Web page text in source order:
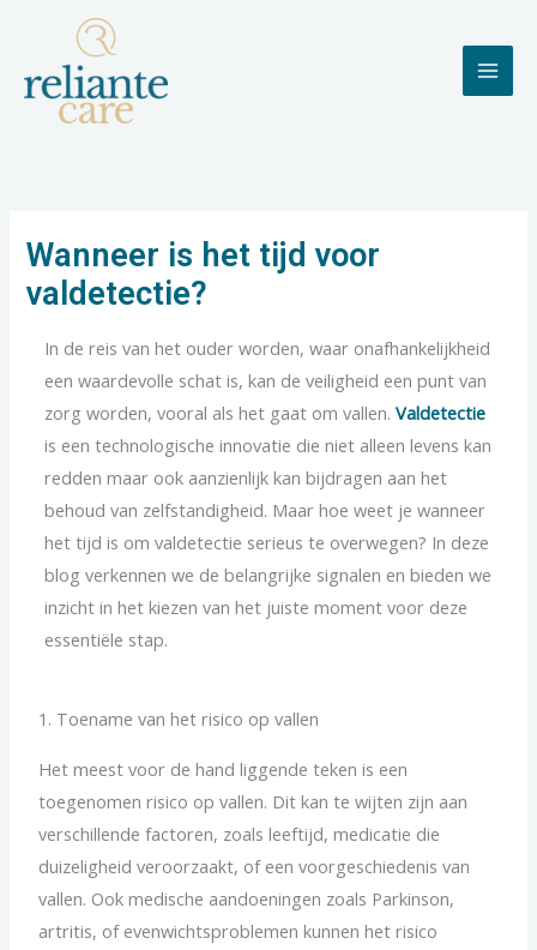
content
Wanneer is het tijd voor
valdetectie?
In de reis van het ouder worden, waar onafhankelijkheid
een waardevolle schat is, kan de veiligheid een punt van
zorg worden, vooral als het gaat om vallen.Valdetectie
is een technologische innovatie die niet alleen levens kan
redden maar ook aanzienlijk kan bijdragen aan het
behoud van zelfstandigheid. Maar hoe weet je wanneer
het tijd is om valdetectie serieus te overwegen? In deze
blog verkennen we de belangrijke signalen en bieden we
inzicht in het kiezen van het juiste moment voor deze
essentiële stap.
1. Toename van het risico op vallen
Het meest voor de hand liggende teken is een
toegenomen risico op vallen. Dit kan te wijten zijn aan
verschillende factoren, zoals leeftijd, medicatie die
duizeligheid veroorzaakt, of een voorgeschiedenis van
vallen. Ook medische aandoeningen zoals Parkinson,
artritis, of evenwichtsproblemen kunnen het risico